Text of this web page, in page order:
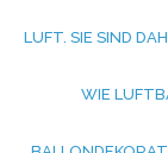
UFT. SIE SIND
IE